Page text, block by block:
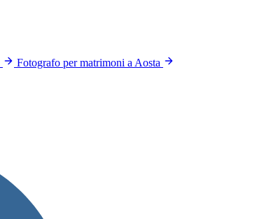
Fotografo per matrimoni a Aosta